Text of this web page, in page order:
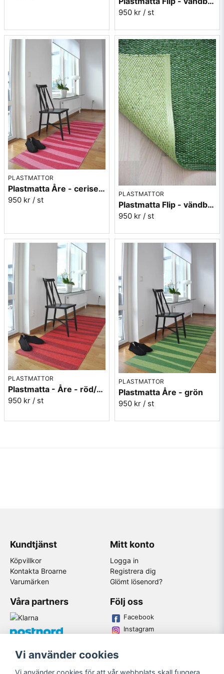
950 kr / st
PLASTMATTOR
Plastmatta Åre - cerise/rosa
950 kr / st
PLASTMATTOR
Plastmatta Flip - vändbar grön/ljusgrön
950 kr / st
PLASTMATTOR
Plastmatta - Åre - röd/vinröd
950 kr / st
PLASTMATTOR
Plastmatta Åre - grön
950 kr / st
Kundtjänst
Köpvillkor
Kontakta Broarne
Varumärken
Mitt konto
Logga in
Registrera dig
Glömt lösenord?
Våra partners Följ oss
Facebook
Instagram
Vi använder cookies
Vi använder cookies för att vår webbplats skall fungera